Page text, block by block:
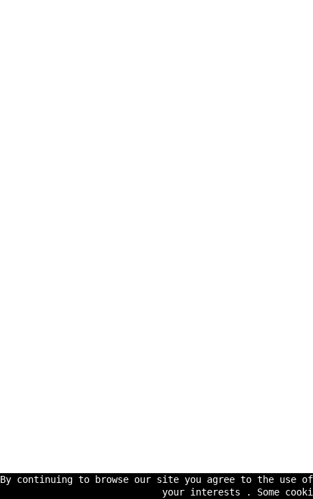
By continuing to browse our site you agree to the
your interests . Some